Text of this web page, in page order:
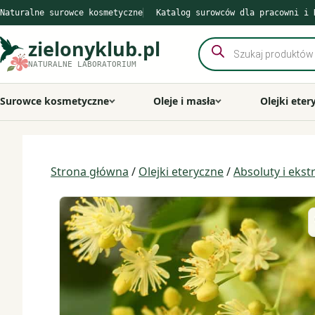
Przejdź
do
treści
Naturalne surowce kosmetyczne Katalog surowców dla pracowni i
zielonyklub.pl
NATURALNE LABORATORIUM
Wyszukiwarka
produktów
Surowce kosmetyczne Oleje i masła Olejki
Strona główna / Olejki eteryczne/Absoluty i